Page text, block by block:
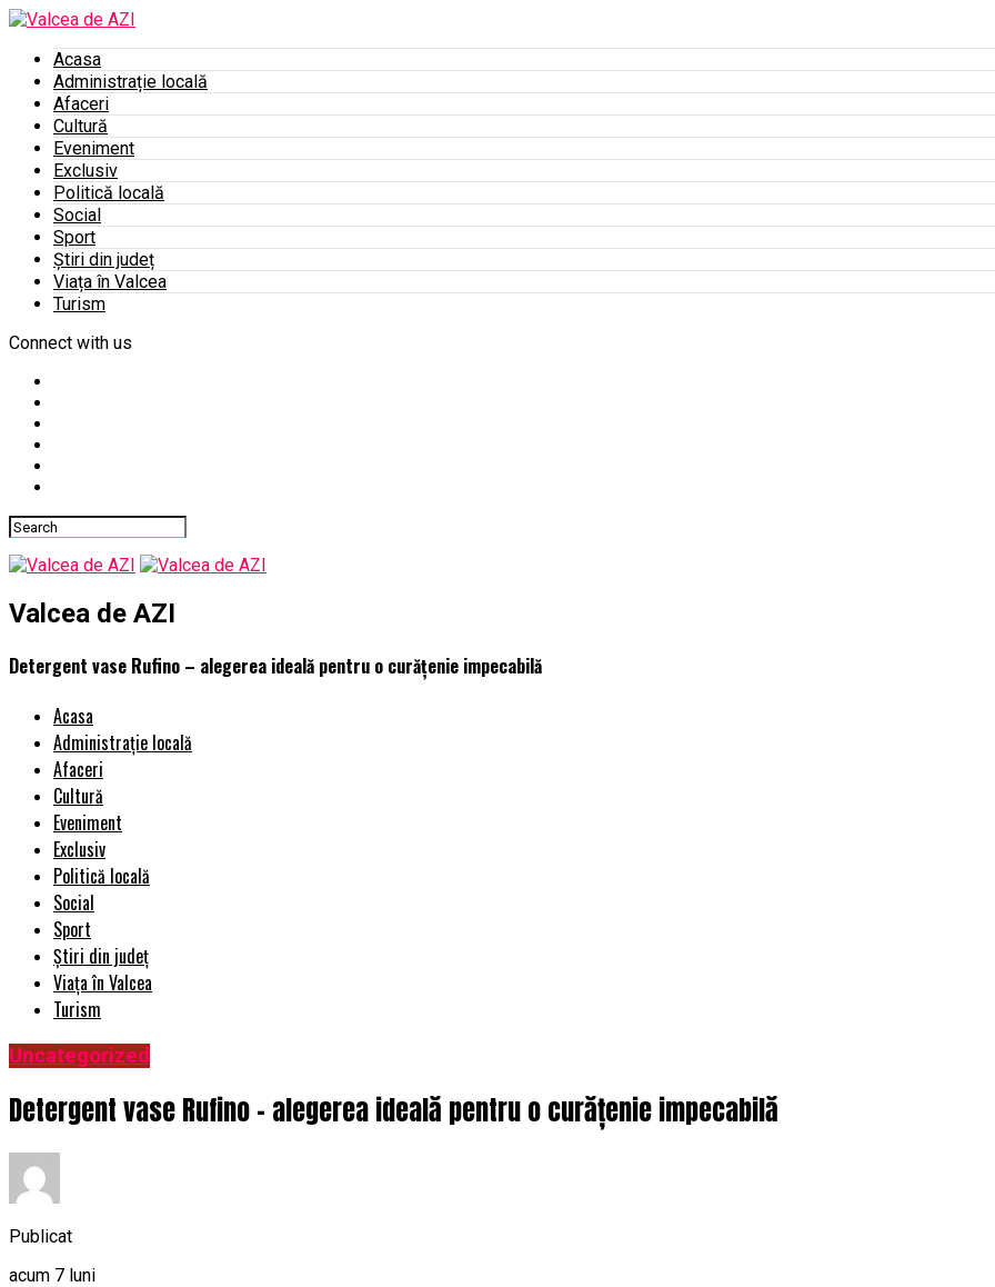
Acasa
Administrație locală
Afaceri
Cultură
Eveniment
Exclusiv
Politică locală
Social
Sport
Știri din județ
Viața în Valcea
Turism
Connect with us
Valcea de AZI
Detergent vase Rufino – alegerea ideală pentru o curățenie impecabilă
Acasa
Administrație locală
Afaceri
Cultură
Eveniment
Exclusiv
Politică locală
Social
Sport
Știri din județ
Viața în Valcea
Turism
Uncategorized
Detergent vase Rufino – alegerea ideală pentru o curățenie impecabilă
Publicat
acum 7 luni